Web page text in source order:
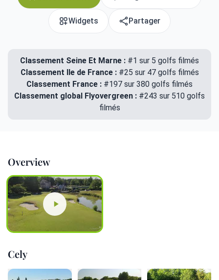
Widgets Partager
Classement Seine Et Marne : #1 sur 5 golfs filmés
Classement Ile de France : #25 sur 47 golfs filmés
Classement France : #197 sur 380 golfs filmés
Classement global Flyovergreen : #243 sur 510 golfs
filmés
Overview
Cely